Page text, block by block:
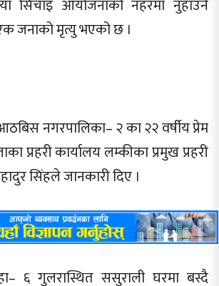
सिँचाइ आयोजनाको नहरमा नुहाउने
जनाको मृत्यु भएको छ ।
नगरपालिका– २ का २२ वर्षीय प्रेम
प्रहरी कार्यालय लम्कीका प्रमुख प्रहरी
सिंहले जानकारी दिए ।
६ गुलरास्थित ससुराली घरमा बस्दै